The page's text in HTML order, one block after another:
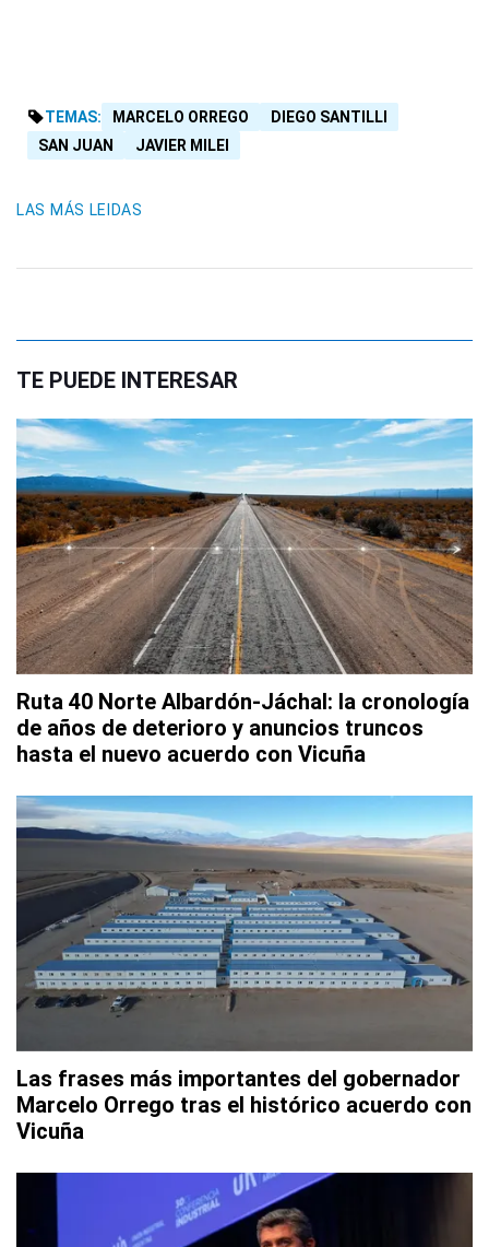
TEMAS: MARCELO ORREGO
DIEGO SANTILLI
SAN JUAN
JAVIER MILEI
LAS MÁS LEIDAS
TE PUEDE INTERESAR
Ruta 40 Norte Albardón-Jáchal: la cronología
de años de deterioro y anuncios truncos
hasta el nuevo acuerdo con Vicuña
Las frases más importantes del gobernador
Marcelo Orrego tras el histórico acuerdo con
Vicuña